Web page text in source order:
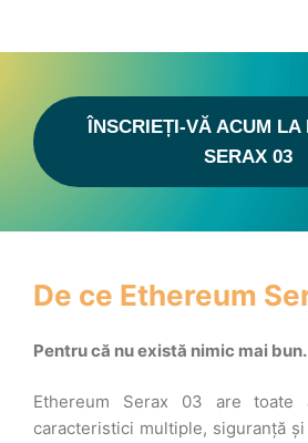
ÎNSCRIEȚI-VĂ ACUM LA
SERAX 03
De ce Ethereum
Pentru că nu există nimic mai
Ethereum Serax 03 are toate
caracteristici multiple, siguranță